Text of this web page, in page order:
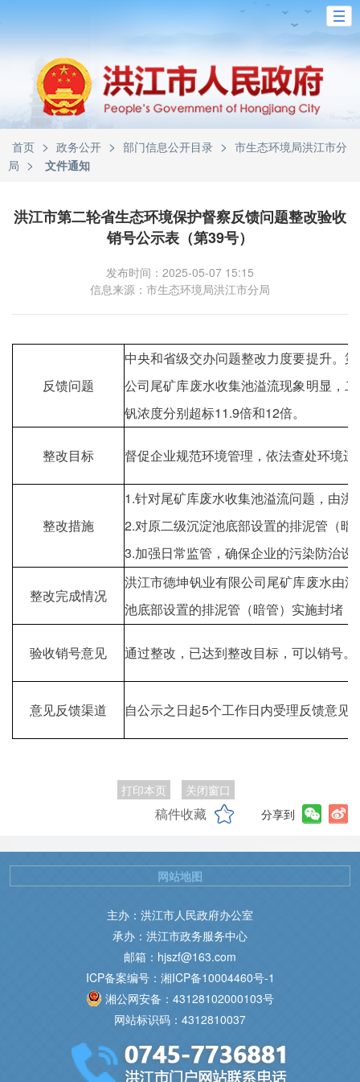
首页 > 政务公开 > 部门信息公开目录 > 市生态环境局洪江市分
局 > 文件通知
洪江市第二轮省生态环境保护督察反馈问题整改验收
销号公示表（第39号）
发布时间：2025-05-07 15:15
信息来源：市生态环境局洪江市分局
反馈问题
中央和省级交办问题整改力度要提升。
公司尾矿库废水收集池溢流现象明显，
钒浓度分别超标11.9倍和12倍。
整改目标 督促企业规范环境管理，依法查处环境
整改措施
1.针对尾矿库废水收集池溢流问题，由
2.对原二级沉淀池底部设置的排泥管（暗
3.加强日常监管，确保企业的污染防治设
整改完成情况
洪江市德坤钒业有限公司尾矿库废水由
池底部设置的排泥管（暗管）实施封堵
验收销号意见 通过整改，已达到整改目标，可以销号。
意见反馈渠道 自公示之日起5个工作日内受理反馈意
打印本页 关闭窗口
稿件收藏 分享到
主办：洪江市人民政府办公室
承办：洪江市政务服务中心
邮箱：hjszf@163.com
ICP备案编号：湘ICP备10004460号-1
湘公网安备：43128102000103号
网站标识码：4312810037
网站地图